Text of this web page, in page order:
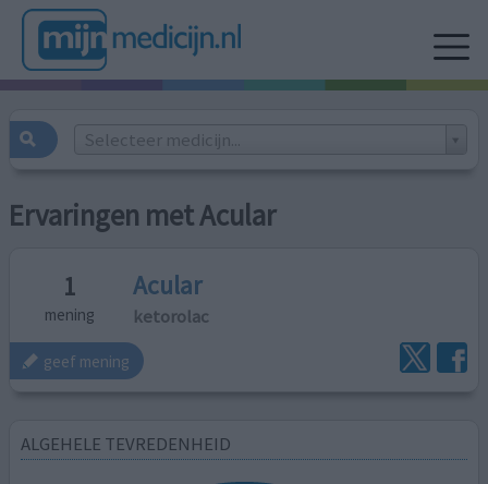
Selecteer medicijn...
Ervaringen met Acular
1
mening
Acular
ketorolac
geef mening
ALGEHELE TEVREDENHEID